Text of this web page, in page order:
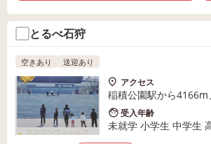
とるべ石狩
空きあり 送迎あり
アクセス
稲積公園駅から
受入年齢
未就学 小学生 中学生